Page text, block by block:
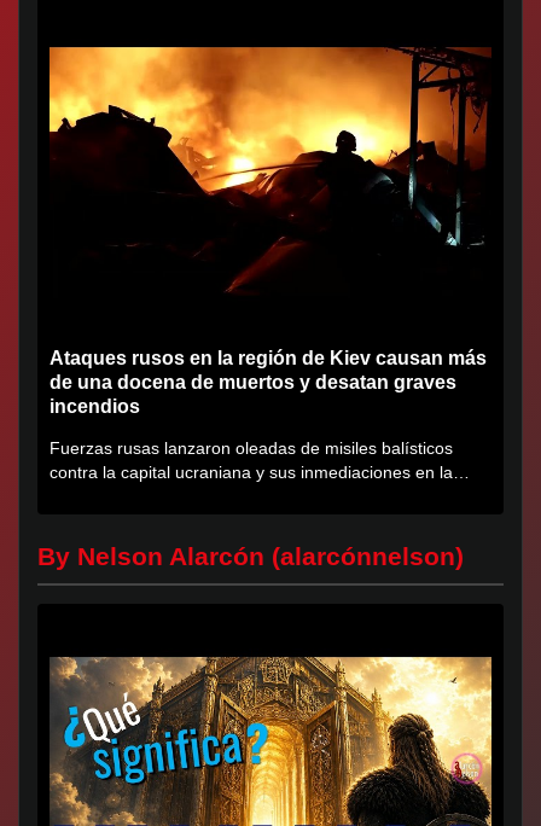
Ataques rusos en la región de Kiev causan más
de una docena de muertos y desatan graves
incendios
Fuerzas rusas lanzaron oleadas de misiles balísticos
contra la capital ucraniana y sus inmediaciones en la
By Nelson Alarcón (alarcónnelson)